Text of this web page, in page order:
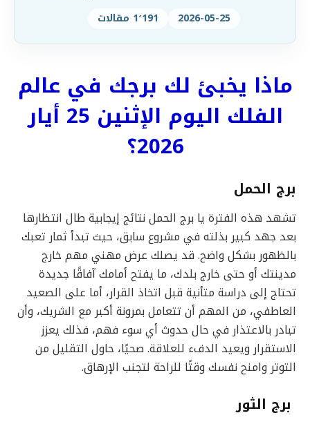
2026-05-25 1٬191 مقالات
ماذا يخبئ لك برجك في عالم
الفلك اليوم الإثنين 25 أيار
2026؟
برج الحمل
تشهد هذه الفترة يا برج الحمل نتائج إيجابية طال انتظارها
بعد جهد كبير بذلته في مشروع سابق، حيث تبدأ ثمار تعبك
بالظهور بشكل واضح. قد يصلك عرض مهني مهم خارج
مدينتك أو حتى خارج بلدك، ما يفتح أمامك آفاقًا جديدة
تحتاج إلى دراسة متأنية قبل اتخاذ القرار، أما على الصعيد
العاطفي، من المهم أن تتعامل بمرونة أكبر مع الشريك، وأن
تبادر بالاعتذار في حال حدوث أي سوء فهم، فذلك يعزز
الاستقرار ويعيد الدفء للعلاقة. صحيًا، حاول التقليل من
التوتر وامنح نفسك وقتًا للراحة لتجنب الإرهاق.
برج الثور